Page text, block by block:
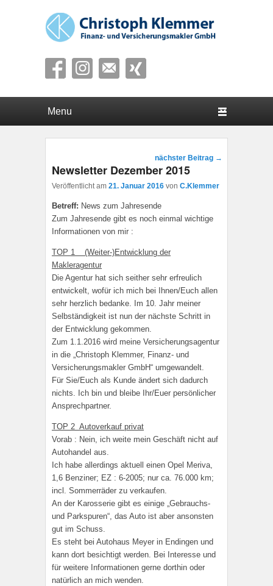
Finanz- und Versicherungsmakler GmbH
Beitragsnavigation
nächster Beitrag →
Newsletter Dezember 2015
Veröffentlicht am 21. Januar 2016 von C.Klemmer
Betreff: News zum Jahresende
Zum Jahresende gibt es noch einmal wichtige
Informationen von mir :
TOP 1 (Weiter-)Entwicklung der
Makleragentur
Die Agentur hat sich seither sehr erfreulich
entwickelt, wofür ich mich bei Ihnen/Euch allen
sehr herzlich bedanke. Im 10. Jahr meiner
Selbständigkeit ist nun der nächste Schritt in
der Entwicklung gekommen.
Zum 1.1.2016 wird meine Versicherungsagentur
in die „Christoph Klemmer, Finanz- und
Versicherungsmakler GmbH“ umgewandelt.
Für Sie/Euch als Kunde ändert sich dadurch
nichts. Ich bin und bleibe Ihr/Euer persönlicher
Ansprechpartner.
TOP 2 Autoverkauf privat
Vorab : Nein, ich weite mein Geschäft nicht auf
Autohandel aus.
Ich habe allerdings aktuell einen Opel Meriva,
1,6 Benziner; EZ : 6-2005; nur ca. 76.000 km;
incl. Sommerräder zu verkaufen.
An der Karosserie gibt es einige „Gebrauchs-
und Parkspuren“, das Auto ist aber ansonsten
gut im Schuss.
Es steht bei Autohaus Meyer in Endingen und
kann dort besichtigt werden. Bei Interesse und
für weitere Informationen gerne dorthin oder
natürlich an mich wenden.